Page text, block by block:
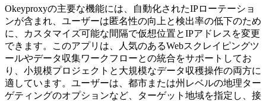
Okeyproxyの主要な機能には、自動化されたIPローテーショ
ンが含まれ、ユーザーは匿名性の向上と検出率の低下のため
に、カスタマイズ可能な間隔で仮想位置とIPアドレスを変更
できます。このアプリは、人気のあるWebスクレイピングツ
ールやデータ収集ワークフローとの統合をサポートしてお
り、小規模プロジェクトと大規模なデータ収穫操作の両方に
適しています。ユーザーは、都市または州レベルの地理ター
ゲティングのオプションなど、ターゲット地域を指定し、接